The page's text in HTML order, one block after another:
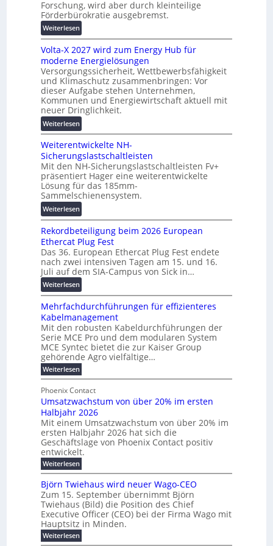
u
n
g
l
ö
s
u
n
g
e
n
c
h
u
t
z
u
n
d
d
i
g
i
a
e
T
r
a
n
s
p
a
r
e
n
z
Forschung, wird aber durch kleinteilige
Förderbürokratie ausgebremst.
Weiterlesen:
M
a
s
c
h
i
n
e
n
b
a
u
:
F
o
r
s
h
u
n
g
s
f
r
d
e
r
u
n
g
b
r
a
u
c
h
t
m
e
h
r
T
e
m
p
Volta-X 2027 wird zum Energy Hub für
moderne Energielösungen
Versorgungssicherheit, Wettbewerbsfähigkeit
und Klimaschutz zusammenbringen: Vor
dieser Aufgabe stehen Unternehmen,
Kommunen und Energiewirtschaft aktuell mit
neuer Dringlichkeit.
Weiterlesen:
V
o
l
t
a
-
X
2
0
2
7
w
i
r
d
z
u
m
E
n
e
r
g
u
b
f
ü
r
m
o
d
e
r
n
e
E
Weiterentwickelte NH-
Sicherungslastschaltleisten
Mit den NH-Sicherungslastschaltleisten Fv+
präsentiert Hager eine weiterentwickelte
Lösung für das 185mm-
Sammelschienensystem.
Weiterlesen:
W
e
i
t
e
r
e
n
t
w
i
c
k
e
l
e
N
H
-
S
i
c
h
e
r
u
n
g
s
Rekordbeteiligung beim 2026 European
Ethercat Plug Fest
Das 36. European Ethercat Plug Fest endete
nach zwei intensiven Tagen am 15. und 16.
Juli auf dem SIA-Campus von Sick in…
Weiterlesen:
R
e
k
o
r
d
b
e
t
e
i
l
i
g
u
n
g
b
e
m
2
0
Mehrfachdurchführungen für effizienteres
Kabelmanagement
Mit den robusten Kabeldurchführungen der
Serie MCE Pro und dem modularen System
MCE Syntec bietet die zur Kaiser Group
gehörende Agro vielfältige…
Weiterlesen:
M
h
r
f
a
c
h
d
u
r
c
f
ü
h
r
u
n
g
Phoenix Contact
Umsatzwachstum von über 20% im ersten
Halbjahr 2026
Mit einem Umsatzwachstum von über 20% im
ersten Halbjahr 2026 hat sich die
Geschäftslage von Phoenix Contact positiv
entwickelt.
Weiterlesen:
U
m
s
a
z
w
a
c
Björn Twiehaus wird neuer Wago-CEO
Zum 15. September übernimmt Björn
Twiehaus (Bild) die Position des Chief
Executive Officer (CEO) bei der Firma Wago mit
Hauptsitz in Minden.
Weiterlesen:
B